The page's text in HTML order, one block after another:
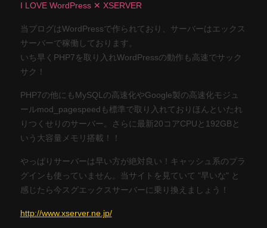
I LOVE WordPress ✕ XSERVER
当ブログはWordPressで作られており、サーバーはエックス
サーバーで稼働しております。
いち早くPHP7を取り入れWordPressの動作も高速でサック
サク！
PHP7の他にもMySQLの高速化やGoogle製の高速化モジュ
ールmod_pagespeedも標準で取り入れておりほんといたれ
りつくせりのサーバー。さらに最新20コアCPUと192GBと
いう大容量メモリ搭載！！
やっぱりサーバーは早い方が絶対良い！キャッシュ系のプラ
グインも使っていません。当サイトを見ていて "早いな" と
感じたら今スグエックスサーバーに乗り換えましょう！
http://www.xserver.ne.jp/